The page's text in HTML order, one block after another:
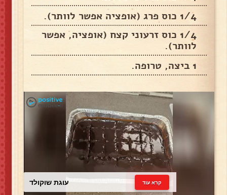
1/4 כוס פרג (אופציה אפשר לוותר).
1/4 כוס זרעוני קצח (אופציה, אפשר
לוותר).
1 ביצה, טרופה.
עוגת שוקולד קרא עוד